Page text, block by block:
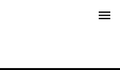
menu